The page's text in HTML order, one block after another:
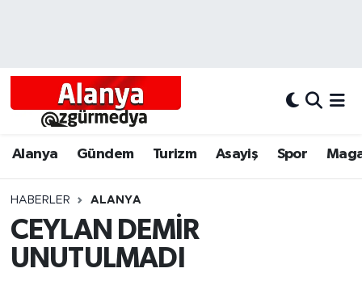
Alanya Gündem Turizm Asayiş Spor
HABERLER ALANYA
CEYLAN DEMİR
UNUTULMADI
Alanyum
Bölgesel
Dünya
Alanya Hava Durumu
Tüm Manşetler
Son Dakika Haberleri